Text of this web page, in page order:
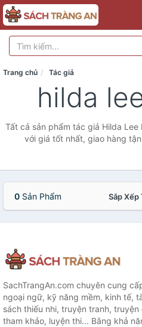
Trang chủ Tác giả
hilda
Tất cả sản phẩm tác giả Hilda Lee
với giá tốt nhất, giao hàng
0 Sản Phẩm Sắp Xếp
SachTrangAn.com chuyên cung
ngoại ngữ, kỹ năng mềm, kinh tế,
sách thiếu nhi, truyện tranh,
tham khảo, luyện thi... Bằng khả